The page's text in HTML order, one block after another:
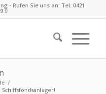
- Rufen Sie uns an: Tel. 0421
0
/